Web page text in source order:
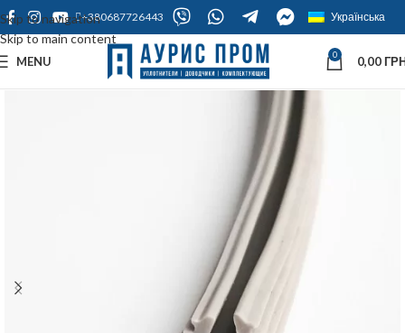
Skip to navigation
Skip to main content
+380687726443 Українська
MENU 0 0,00